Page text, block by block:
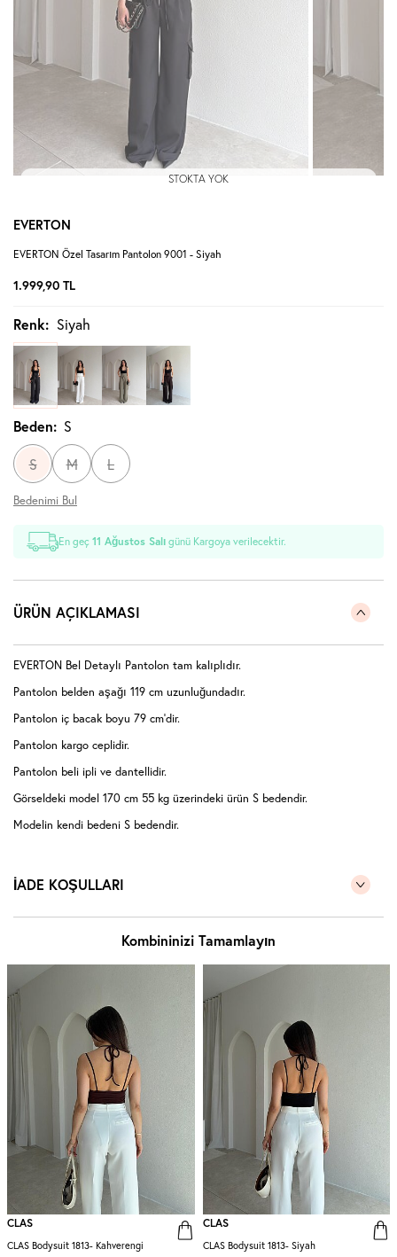
STOKTA YOK
EVERTON
EVERTON Özel Tasarım Pantolon 9001 - Siyah
1.999,90 TL
Renk: Siyah
Beden: S
S M L
Bedenimi Bul
En geç11 Ağustos Salı günü Kargoya verilecektir.
ÜRÜN AÇIKLAMASI
EVERTON Bel Detaylı Pantolon tam kalıplıdır.
Pantolon belden aşağı 119 cm uzunluğundadır.
Pantolon iç bacak boyu 79 cm'dir.
Pantolon kargo ceplidir.
Pantolon beli ipli ve dantellidir.
Görseldeki model 170 cm 55 kg üzerindeki ürün S bedendir.
Modelin kendi bedeni S bedendir.
İADE KOŞULLARI
Kombininizi Tamamlayın
CLAS
CLAS Bodysuit 1813- Kahverengi
CLAS
CLAS Bodysuit 1813- Siyah